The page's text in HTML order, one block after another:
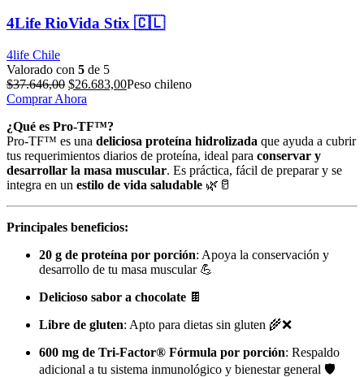
4Life RioVida Stix 🇨🇱
4life Chile
Valorado con 5 de 5
$37.646,00 El
precio
era:
$37.646,00.
$26.683,00El
$26.683,00.
Peso chileno
Comprar Ahora
¿Qué es Pro-TF™?
Pro-TF™ es una deliciosa proteína hidrolizada que ayuda a cubrir
tus requerimientos diarios de proteína, ideal para conservar y
desarrollar la masa muscular. Es práctica, fácil de preparar y se
integra en un estilo de vida saludable 🌿🥛
Principales beneficios:
20 g de proteína por porción: Apoya la conservación y
desarrollo de tu masa muscular 💪
Delicioso sabor a chocolate 🍫
Libre de gluten: Apto para dietas sin gluten 🌾❌
600 mg de Tri-Factor® Fórmula por porción: Respaldo
adicional a tu sistema inmunológico y bienestar general 🛡️